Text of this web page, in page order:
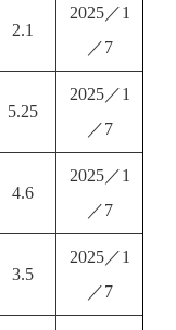
2.1
2025／1
／7
5.25
2025／1
／7
4.6
2025／1
／7
3.5
2025／1
／7